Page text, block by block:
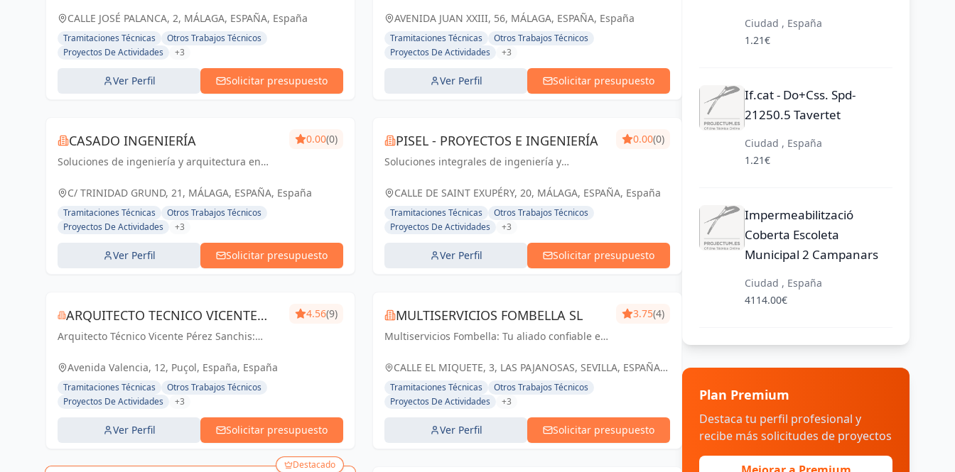
sostenible en Málaga y Andalucía.
CALLE JOSÉ PALANCA, 2, MÁLAGA, ESPAÑA, España
Tramitaciones Técnicas
Otros Trabajos Técnicos
Proyectos De Actividades
+3
Ver Perfil Solicitar presupuesto
proyectos en Málaga.
AVENIDA JUAN XXIII, 56, MÁLAGA, ESPAÑA, España
Tramitaciones Técnicas
Otros Trabajos Técnicos
Proyectos De Actividades
+3
Ver Perfil Solicitar presupuesto
CASADO INGENIERÍA
Soluciones de ingeniería y arquitectura en
calidad y la satisfacción del cliente.
0.00(0)
C/ TRINIDAD GRUND, 21, MÁLAGA, ESPAÑA, España
Tramitaciones Técnicas
Otros Trabajos Técnicos
Proyectos De Actividades
+3
Ver Perfil Solicitar presupuesto
PISEL - PROYECTOS E INGENIERÍA
Soluciones integrales de ingeniería y
Compromiso con la excelencia y el éxito de
0.00(0)
CALLE DE SAINT EXUPÉRY, 20, MÁLAGA, ESPAÑA, España
Tramitaciones Técnicas
Otros Trabajos Técnicos
Proyectos De Actividades
+3
Ver Perfil Solicitar presupuesto
ARQUITECTO TECNICO VICENTE
PÉREZ SANCHIS
Arquitecto Técnico Vicente Pérez Sanchis:
ideas en realidad.
4.56(9)
Avenida Valencia, 12, Puçol, España, España
Tramitaciones Técnicas
Otros Trabajos Técnicos
Proyectos De Actividades
+3
Ver Perfil Solicitar presupuesto
MULTISERVICIOS FOMBELLA SL
Multiservicios Fombella: Tu aliado confiable en
sólidas para un futuro construido con
3.75(4)
CALLE EL MIQUETE, 3, LAS PAJANOSAS, SEVILLA, ESPAÑA,
España
Tramitaciones Técnicas
Otros Trabajos Técnicos
Proyectos De Actividades
+3
Ver Perfil Solicitar presupuesto
Destacado
Ciudad , España
1.21€
If.cat - Do+Css. Spd-
21250.5 Tavertet
Ciudad , España
1.21€
Impermeabilització
Coberta Escoleta
Municipal 2 Campanars
Ciudad , España
4114.00€
Plan Premium
Destaca tu perfil profesional y
recibe más solicitudes de proyectos